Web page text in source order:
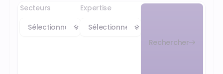
Secteurs Expertise
Rechercher